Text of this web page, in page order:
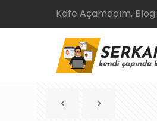
Kafe Açamadım,